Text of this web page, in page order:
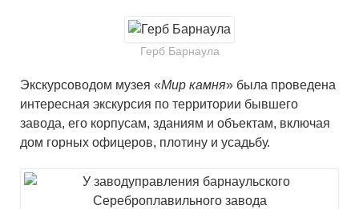
Герб Барнаула
Экскурсоводом музея «Мир камня» была проведена
интересная экскурсия по территории бывшего
завода, его корпусам, зданиям и объектам, включая
дом горных офицеров, плотину и усадьбу.